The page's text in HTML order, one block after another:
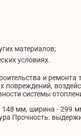
материалов;
условиях.
и
повреждений,
системы
мм, ширина - 299
Прочность: